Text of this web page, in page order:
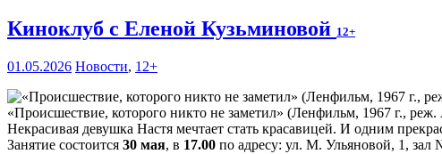
Киноклуб с Еленой Кузьминовой 12+
01.05.2026 Новости, 12+
«Происшествие, которого никто не заметил» (Ленфильм, 1967 г.,
Некрасивая девушка Настя мечтает стать красавицей. И одним
Занятие состоится 30 мая, в 17.00 по адресу: ул. М. Ульяновой, 1, зал